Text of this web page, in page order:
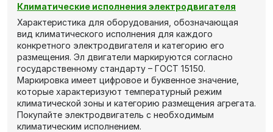
Климатические исполнения электродвигателя
Характеристика для оборудования, обозначающая
вид климатического исполнения для каждого
конкретного электродвигателя и категорию его
размещения. Эл двигатели маркируются согласно
государственному стандарту – ГОСТ 15150.
Маркировка имеет цифровое и буквенное значение,
которые характеризуют температурный режим
климатической зоны и категорию размещения агрегата.
Покупайте электродвигатель с необходимым
климатическим исполнением.